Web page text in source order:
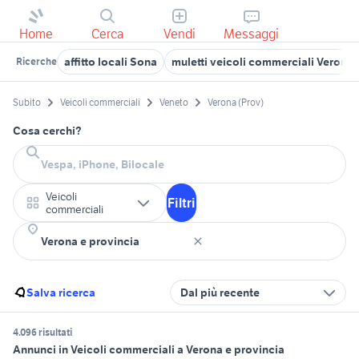
Home Cerca Vendi Messaggi
Ricerche affitto locali Sona muletti veicoli commerciali Verona
Subito Veicoli commerciali Veneto Verona (Prov)
Cosa cerchi?
Veicoli
commerciali
Filtri
Salva ricerca Dal più recente
4.096 risultati
Annunci in Veicoli commerciali a Verona e provincia